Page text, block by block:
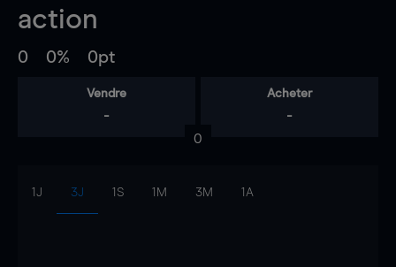
action
0 0% 0pt
Vendre
-
Acheter
-
0
1J 3J 1S 1M 3M 1A